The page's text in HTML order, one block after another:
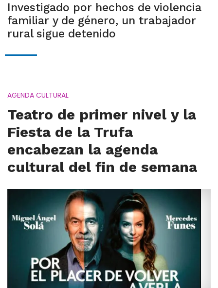
Investigado por hechos de violencia
familiar y de género, un trabajador
rural sigue detenido
AGENDA CULTURAL
Teatro de primer nivel y la
Fiesta de la Trufa
encabezan la agenda
cultural del fin de semana